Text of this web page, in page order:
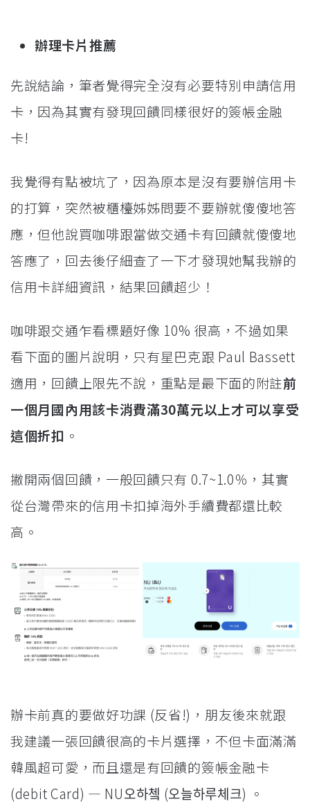
辦理卡片推薦
先說結論，筆者覺得完全沒有必要特別申請信用
卡，因為其實有發現回饋同樣很好的簽帳金融
卡!
我覺得有點被坑了，因為原本是沒有要辦信用卡
的打算，突然被櫃檯姊姊問要不要辦就傻傻地答
應，但他說買咖啡跟當做交通卡有回饋就傻傻地
答應了，回去後仔細查了一下才發現她幫我辦的
信用卡詳細資訊，結果回饋超少！
咖啡跟交通乍看標題好像 10% 很高，不過如果
看下面的圖片說明，只有星巴克跟 Paul Bassett
適用，回饋上限先不說，重點是最下面的附註前
一個月國內用該卡消費滿30萬元以上才可以享受
這個折扣 。
撇開兩個回饋，一般回饋只有 0.7~1.0％，其實
從台灣帶來的信用卡扣掉海外手續費都還比較
高。
辦卡前真的要做好功課 (反省!)，朋友後來就跟
我建議一張回饋很高的卡片選擇，不但卡面滿滿
韓風超可愛，而且還是有回饋的簽帳金融卡
(debit Card) — NU오하쳌 (오늘하루체크) 。